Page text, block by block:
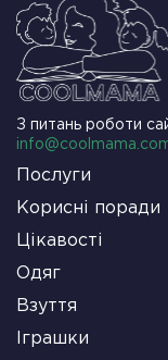
З питань роботи
Послуги
Корисні поради
Цікавості
Одяг
Взуття
Іграшки